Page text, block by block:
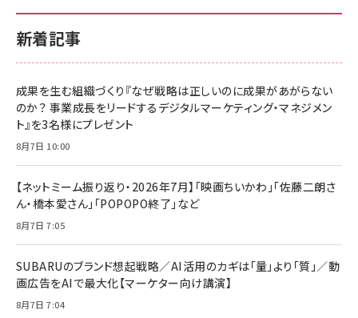
新着記事
成果を生む組織づくり『なぜ戦略は正しいのに成果があがらない
のか？ 事業成長をリードするデジタルマーケティング・マネジメン
ト』を3名様にプレゼント
8月7日 10:00
【ネットミーム振り返り・2026年7月】「映画ちいかわ」「佐藤二朗さ
ん・橋本愛さん」「POPOPO終了」など
8月7日 7:05
SUBARUのブランド想起戦略／AI活用のカギは「量」より「質」／動
画広告をAIで最大化【マーケター向け講演】
8月7日 7:04